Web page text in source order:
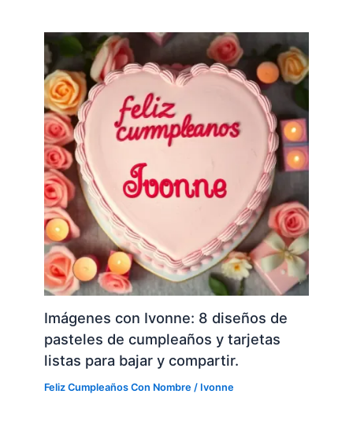
Imágenes con Ivonne: 8 diseños de
pasteles de cumpleaños y tarjetas
listas para bajar y compartir.
Feliz Cumpleaños Con Nombre / Ivonne